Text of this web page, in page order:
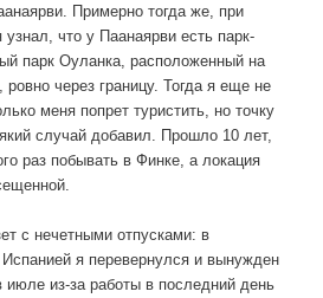
Примерно тогда же, при
что у Паанаярви есть парк-
парк Оуланка, расположенный на
через границу. Тогда я еще не
меня попрет туристить, но точку
случай добавил. Прошло 10 лет,
раз побывать в Финке, а локация
с нечетными отпусками: в
я перевернулся и вынужден
июле из-за работы в последний день